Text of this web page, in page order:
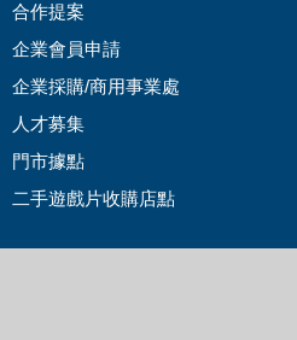
合作提案
企業會員申請
企業採購/商用事業處
人才募集
門市據點
二手遊戲片收購店點